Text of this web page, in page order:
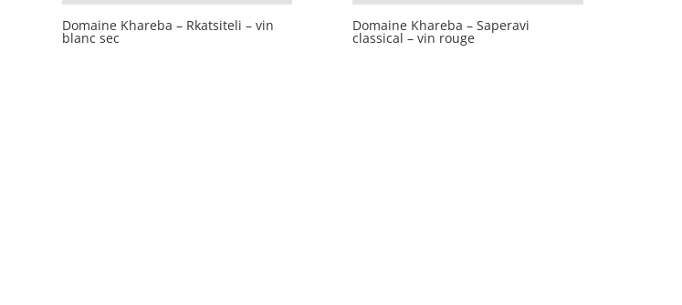
Domaine Khareba – Rkatsiteli – vin
blanc sec
Domaine Khareba – Saperavi
classical – vin rouge